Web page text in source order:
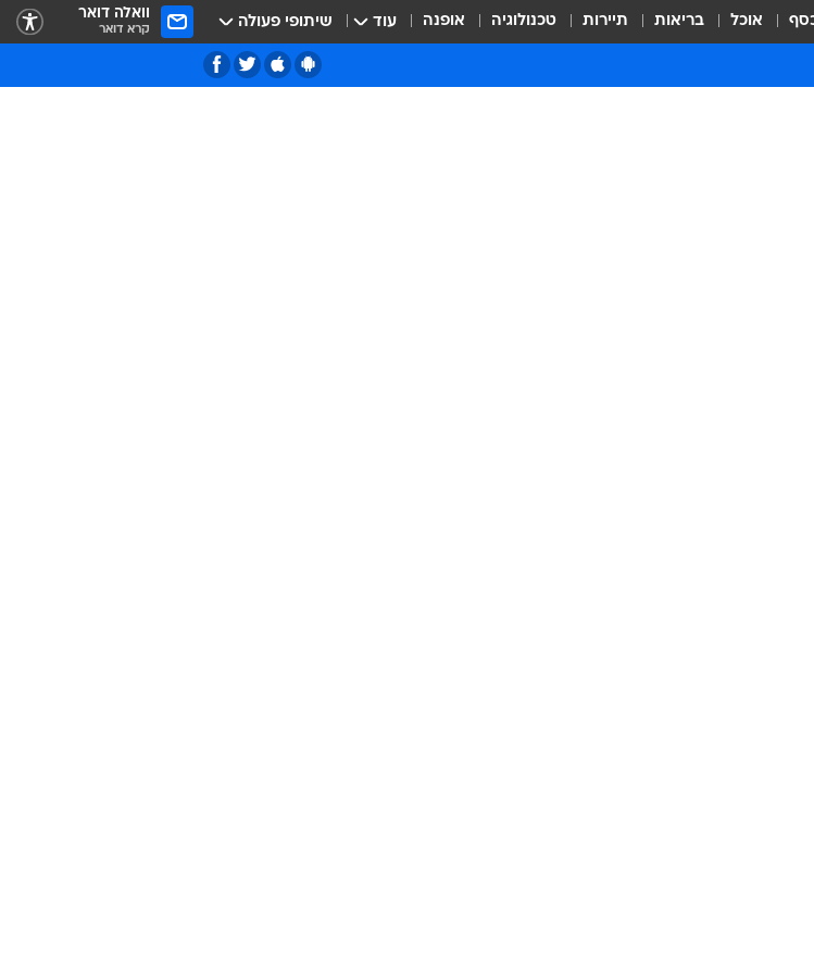
אוכל בריאות תיירות טכנולוגיה אופנה עוד שיתופי פעולה וואלה דואר
קרא דואר